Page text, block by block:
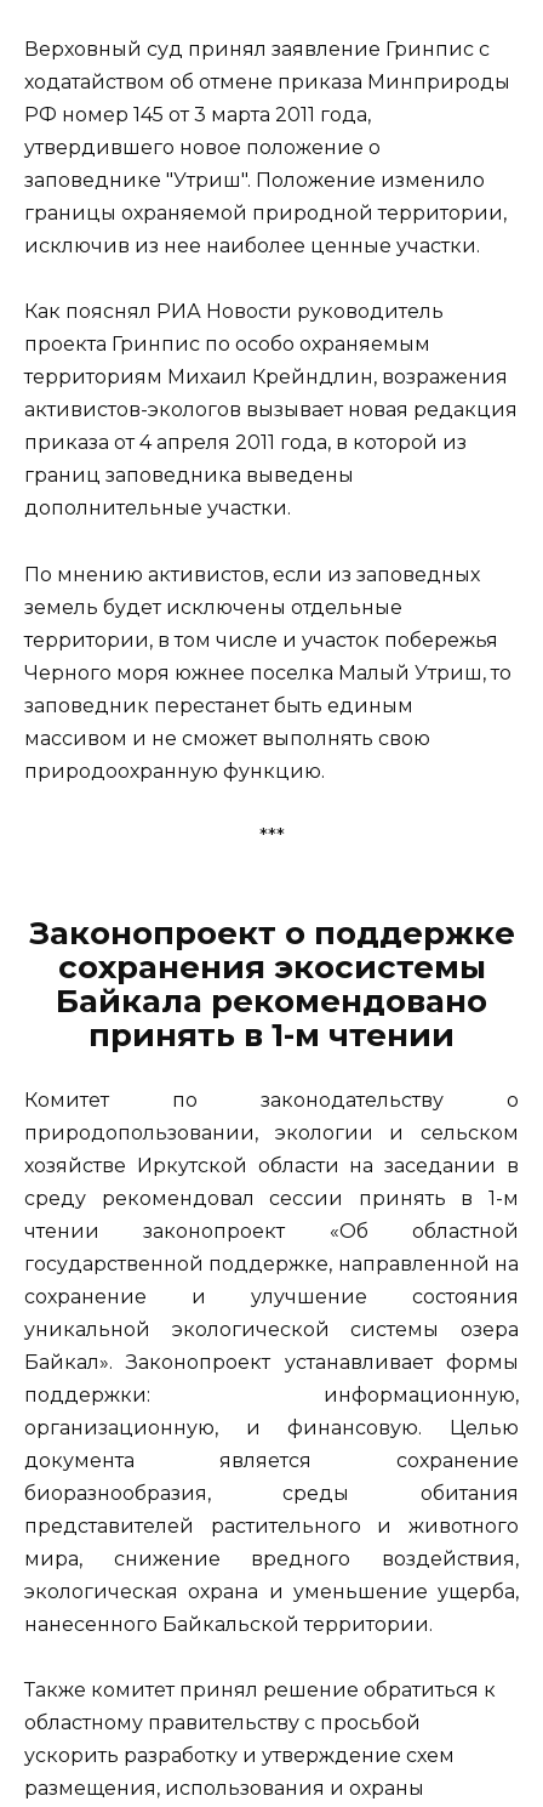
Верховный суд принял заявление Гринпис с
ходатайством об отмене приказа Минприроды
РФ номер 145 от 3 марта 2011 года,
утвердившего новое положение о
заповеднике "Утриш". Положение изменило
границы охраняемой природной территории,
исключив из нее наиболее ценные участки.
Как пояснял РИА Новости руководитель
проекта Гринпис по особо охраняемым
территориям Михаил Крейндлин, возражения
активистов-экологов вызывает новая редакция
приказа от 4 апреля 2011 года, в которой из
границ заповедника выведены
дополнительные участки.
По мнению активистов, если из заповедных
земель будет исключены отдельные
территории, в том числе и участок побережья
Черного моря южнее поселка Малый Утриш, то
заповедник перестанет быть единым
массивом и не сможет выполнять свою
природоохранную функцию.
***
Законопроект о поддержке
сохранения экосистемы
Байкала рекомендовано
принять в 1-м чтении
Комитет по законодательству о
природопользовании, экологии и сельском
хозяйстве Иркутской области на заседании в
среду рекомендовал сессии принять в 1-м
чтении законопроект «Об областной
государственной поддержке, направленной на
сохранение и улучшение состояния
уникальной экологической системы озера
Байкал». Законопроект устанавливает формы
поддержки: информационную,
организационную, и финансовую. Целью
документа является сохранение
биоразнообразия, среды обитания
представителей растительного и животного
мира, снижение вредного воздействия,
экологическая охрана и уменьшение ущерба,
нанесенного Байкальской территории.
Также комитет принял решение обратиться к
областному правительству с просьбой
ускорить разработку и утверждение схем
размещения, использования и охраны